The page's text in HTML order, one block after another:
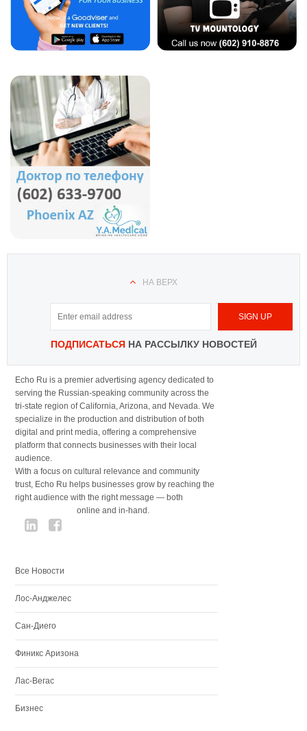
НА ВЕРХ
ПОДПИСАТЬСЯНА РАССЫЛКУ НОВОСТЕЙ
Echo Ru is a premier advertising agency dedicated to
serving the Russian-speaking community across the
tri-state region of California, Arizona, and Nevada. We
specialize in the production and distribution of both
digital and print media, offering a comprehensive
platform that connects businesses with their local
audience.
With a focus on cultural relevance and community
trust, Echo Ru helps businesses grow by reaching the
right audience with the right message — both
online and in-hand.
Все Новости
Лос-Анджелес
Сан-Диего
Финикс Аризона
Лас-Вегас
Бизнес